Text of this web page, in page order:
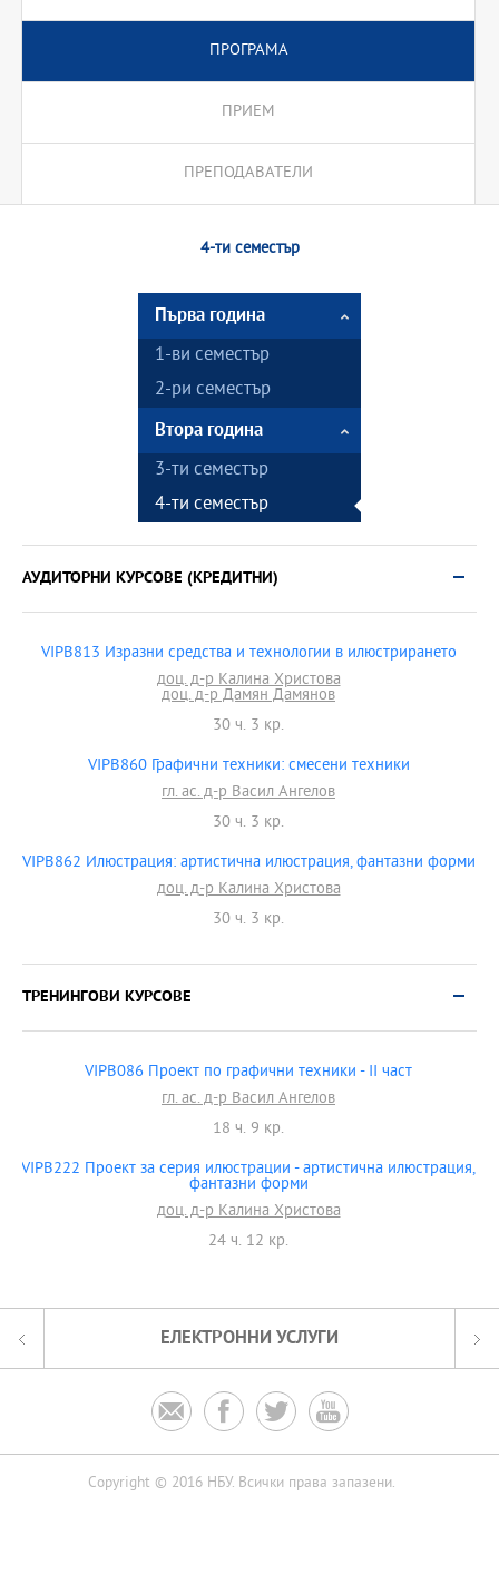
ПРОГРАМА
ПРИЕМ
ПРЕПОДАВАТЕЛИ
4-ти семестър
Първа година
1-ви семестър
2-ри семестър
Втора година
3-ти семестър
4-ти семестър
АУДИТОРНИ КУРСОВЕ (КРЕДИТНИ)
VIPB813 Изразни средства и технологии в илюстрирането
доц. д-р Калина Христова
доц. д-р Дамян Дамянов
30 ч. 3 кр.
VIPB860 Графични техники: смесени техники
гл. ас. д-р Васил Ангелов
30 ч. 3 кр.
VIPB862 Илюстрация: артистична илюстрация, фантазни форми
доц. д-р Калина Христова
30 ч. 3 кр.
ТРЕНИНГОВИ КУРСОВЕ
VIPB086 Проект по графични техники - II част
гл. ас. д-р Васил Ангелов
18 ч. 9 кр.
VIPB222 Проект за серия илюстрации - артистична илюстрация,
фантазни форми
доц. д-р Калина Христова
24 ч. 12 кр.
ЕЛЕКТРОННИ УСЛУГИ
   
Copyright © 2016 НБУ. Всички права запазени.